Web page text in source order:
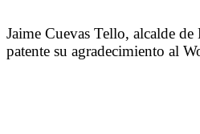
Jaime Cuevas Tello, alcalde
patente su agradecimiento al